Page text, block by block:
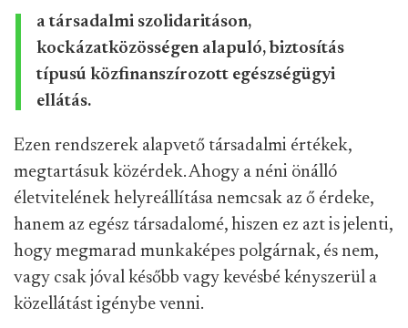
a társadalmi szolidaritáson,
kockázatközösségen alapuló, biztosítás
típusú közfinanszírozott egészségügyi
ellátás.
Ezen rendszerek alapvető társadalmi értékek,
megtartásuk közérdek. Ahogy a néni önálló
életvitelének helyreállítása nemcsak az ő érdeke,
hanem az egész társadalomé, hiszen ez azt is jelenti,
hogy megmarad munkaképes polgárnak, és nem,
vagy csak jóval később vagy kevésbé kényszerül a
közellátást igénybe venni.